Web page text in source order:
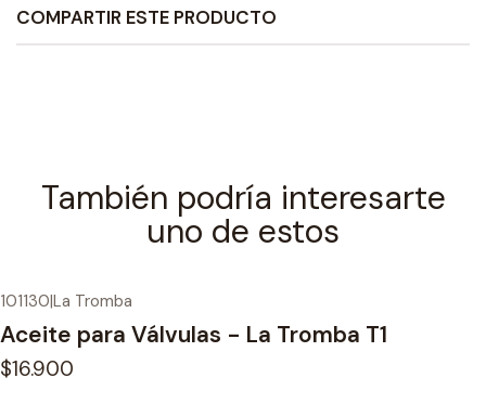
COMPARTIR ESTE PRODUCTO
También podría interesarte
uno de estos
101130|La Tromba
Aceite para Válvulas - La Tromba T1
$16.900